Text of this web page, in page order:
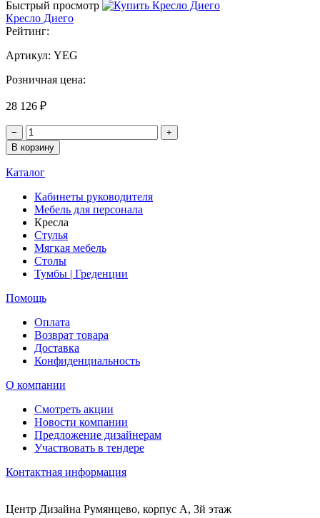
Быстрый просмотр
Кресло Диего
Рейтинг:
Артикул: YEG
Розничная цена:
28 126 ₽
−
+
В корзину
Каталог
Кабинеты руководителя
Мебель для персонала
Кресла
Стулья
Мягкая мебель
Столы
Тумбы | Греденции
Помощь
Оплата
Возврат товара
Доставка
Конфиденциальность
О компании
Смотреть акции
Новости компании
Предложение дизайнерам
Участвовать в тендере
Контактная информация
Центр Дизайна Румянцево, корпус А, 3й этаж